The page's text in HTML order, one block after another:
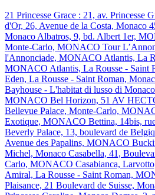
21 Princesse Grace : 21, av. Princesse
d'Or, 26, Avenue de la Costa, Monaco
MonacoAlbatros, 9, bd. Albert 1er,
Monte-Carlo, MONACO Tour
l'Annonciade, MONACO Atlantis, La
MONACO Atlantis, La Rousse - Saint
Eden, La Rousse - Saint Roman,
Bayhouse - L'habitat di lusso di Monaco
MONACO Bel Horizon, 51 AV
Bellevue Palace, Monte-Carlo,
Exotique, MONACO Bettina, 14bis,
Beverly Palace, 13, boulevard de
Avenue des Papalins, MONACO
Michel, Monaco Casabella, 41,
Carlo, MONACO Casabianca,
Amiral, La Rousse - Saint Roman,
Plaisance, 21 Boulevard de Suisse,